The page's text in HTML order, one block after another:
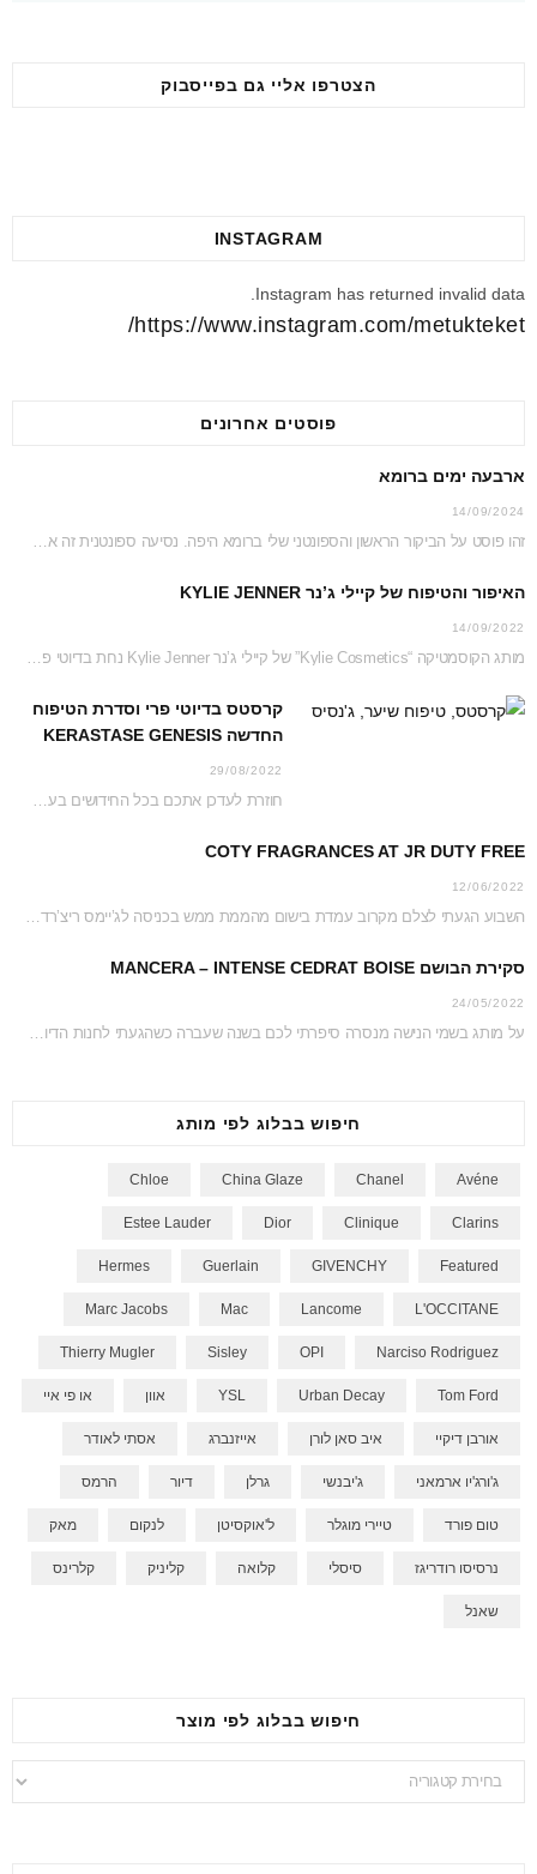
הצטרפו אליי גם בפייסבוק
INSTAGRAM
Instagram has returned invalid data.
https://www.instagram.com/metukteket/
פוסטים אחרונים
ארבעה ימים ברומא
14/09/2024
האיפור והטיפוח של קיילי ג’נר KYLIE JENNER
14/09/2022
קרסטס בדיוטי פרי וסדרת הטיפוח
החדשה KERASTASE GENESIS
29/08/2022
COTY FRAGRANCES AT JR DUTY FREE
12/06/2022
השבוע הגעתי לצלם מקרוב עמדת בישום מהממת ממש בכניסה לג’יימס ריצ’רדסון דיוטי פרי. כל העמדה…
סקירת הבושם MANCERA – INTENSE CEDRAT BOISE
24/05/2022
חיפוש בבלוג לפי מותג
Avéne
Chanel
China Glaze
Chloe
Clarins
Clinique
Dior
Estee Lauder
Featured
GIVENCHY
Guerlain
Hermes
L'OCCITANE
Lancome
Mac
Marc Jacobs
Narciso Rodriguez
OPI
Sisley
Thierry Mugler
Tom Ford
Urban Decay
YSL אוון או פי איי
אורבן דיקיי איב סאן לורן אייזנברג אסתי לאודר
ג'ורג'יו ארמאני ג'יבנשי גרלן דיור הרמס
טום פורד טיירי מוגלר ל'אוקסיטן לנקום מאק
נרסיסו רודריגז סיסלי קלואה קליניק קלרינס
שאנל
חיפוש בבלוג לפי מוצר
חיפוש
בבלוג